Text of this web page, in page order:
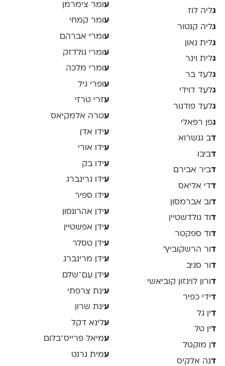
גליה לוז
גליה קנטור
גלית גאון
גלית וינר
גלעד בר
גלעד דוידי
גלעד פודגור
גפן רפאלי
דב גנשרוא
דביבו
דביר אבירם
דדי אליאס
דוב אברמסון
דוד גולדשטיין
דוד ספקטר
דור הרשקוביץ׳
דור סגיב
דורון לוינזון קוביאשי
דידי כפיר
דין גל
דין טל
דן מוקטל
דנה אלקיס
ע ומר צימרמן
עומר קמחי
ע ומרי אברהם
ע ומרי גולדזק
עומרי מלכה
ע ופרי גיל
עזרי טרזי
עטרה אלמקיאס
עידו אדן
עידו אורי
עידו בק
עידו גרינברג
עידו ספיר
עידן אהרונסון
עידן אפשטיין
עידן טסלר
עידן מרינברג
עידן עם־שלם
עינת צרפתי
עינת שרון
עלינא דקל
עמיאל פרייס־בלום
עמית גרנט